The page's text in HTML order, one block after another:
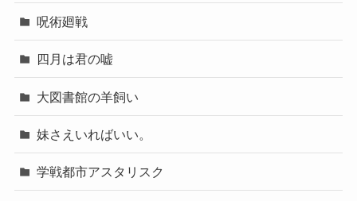
呪術廻戦
四月は君の嘘
大図書館の羊飼い
妹さえいればいい。
学戦都市アスタリスク